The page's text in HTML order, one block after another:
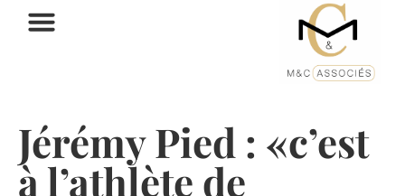
Jérémy Pied : «c’est
à l’athlète de